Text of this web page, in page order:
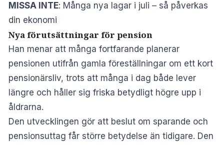
MISSA INTE: Många nya lagar i juli – så påverkas
din ekonomi
Nya förutsättningar för pension
Han menar att många fortfarande planerar
pensionen utifrån gamla föreställningar om ett kort
pensionärsliv, trots att många i dag både lever
längre och håller sig friska betydligt högre upp i
åldrarna.
Den utvecklingen gör att beslut om sparande och
pensionsuttag får större betydelse än tidigare. Den